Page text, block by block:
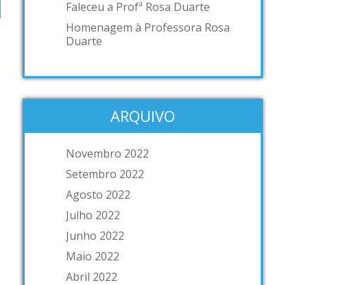
Faleceu a Profª Rosa Duarte
Homenagem à Professora Rosa
Duarte
ARQUIVO
Novembro 2022
Setembro 2022
Agosto 2022
Julho 2022
Junho 2022
Maio 2022
Abril 2022